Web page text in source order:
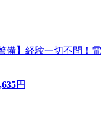
備】経験一切不問！電
円